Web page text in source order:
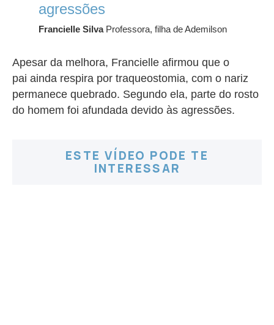
agressões
Francielle SilvaProfessora, filha de Ademilson
Apesar da melhora, Francielle afirmou que o
pai ainda respira por traqueostomia, com o nariz
permanece quebrado. Segundo ela, parte do rosto
do homem foi afundada devido às agressões.
ESTE VÍDEO PODE TE
INTERESSAR